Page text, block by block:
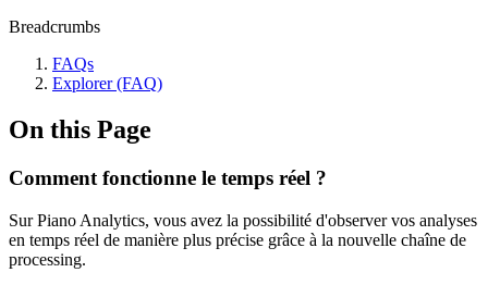
Breadcrumbs
FAQs
Explorer (FAQ)
On this Page
Comment fonctionne le temps réel ?
Sur Piano Analytics, vous avez la possibilité d'observer vos analyses
en temps réel de manière plus précise grâce à la nouvelle chaîne de
processing.